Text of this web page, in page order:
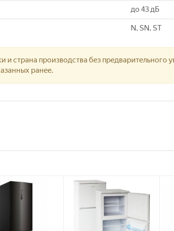
до 43 дБ
N, SN, ST
страна производства без предварительного
ранее.